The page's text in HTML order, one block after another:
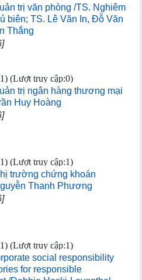
trị văn phòng /TS. Nghiêm
biên; TS. Lê Văn In, Đỗ Văn
Thắng
(Lượt truy cập:0)
trị ngân hàng thương mại
Huy Hoàng
(Lượt truy cập:1)
trường chứng khoán
Thanh Phương
(Lượt truy cập:1)
social responsibility
for responsible